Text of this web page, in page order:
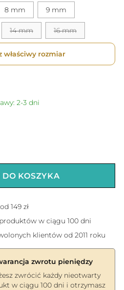
8 mm 9 mm
14 mm 16 mm
właściwy rozmiar
2-3 dni
KOSZYKA
od 149 zł
w ciągu 100 dni
klientów od 2011 roku
zwrotu pieniędzy
zwrócić każdy nieotwarty
w ciągu 100 dni i otrzymasz